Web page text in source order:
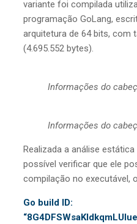
variante foi compilada
programação GoLang,
arquitetura de 64 bits, com
(4.695.552 bytes).
Informações do
Informações do
Realizada a análise
possível verificar que ele
compilação no executável,
Go build ID: